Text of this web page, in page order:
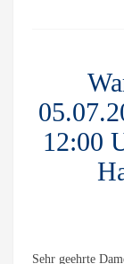
12:00
Sehr geehrte